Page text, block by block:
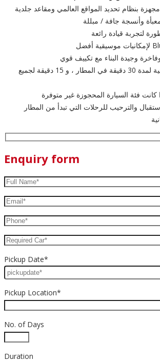
بنظام تحديد المواقع العالمي ومقاعد جلدية
وأنسجة جافة / مبللة
لتجربة قيادة رائعة
وجيدة البناء مع تكييف قوي
مدة انتظار مجانية لمدة 30 دقيقة في المطار ، و 15 دقيقة لجميع
كانت فئة السيارة المحجوزة غير متوفرة
والترحيب للرحلات التي تبدأ من المطار
Enquiry form
Pickup Date*
Pickup Location*
No. of Days
Duration